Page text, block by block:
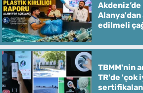
edilmeli
TBMM'nin
TR'de 'çok